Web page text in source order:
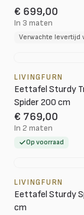
€ 699,00
In 3 maten
Verwachte levertijd
LIVINGFURN
Eettafel Sturdy
Spider 200 cm
€ 769,00
In 2 maten
Op voorraad
LIVINGFURN
Eettafel Sturdy
cm